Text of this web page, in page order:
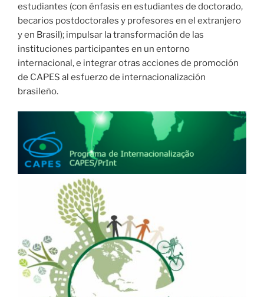
estudiantes (con énfasis en estudiantes de doctorado,
becarios postdoctorales y profesores en el extranjero
y en Brasil); impulsar la transformación de las
instituciones participantes en un entorno
internacional, e integrar otras acciones de promoción
de CAPES al esfuerzo de internacionalización
brasileño.